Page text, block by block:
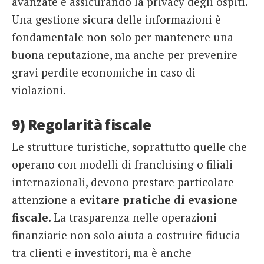
Una gestione sicura delle informazioni è
fondamentale non solo per mantenere una
buona reputazione, ma anche per prevenire
gravi perdite economiche in caso di
violazioni.
9) Regolarità fiscale
Le strutture turistiche, soprattutto quelle che
operano con modelli di franchising o filiali
internazionali, devono prestare particolare
attenzione a evitare pratiche di evasione
fiscale. La trasparenza nelle operazioni
finanziarie non solo aiuta a costruire fiducia
tra clienti e investitori, ma è anche